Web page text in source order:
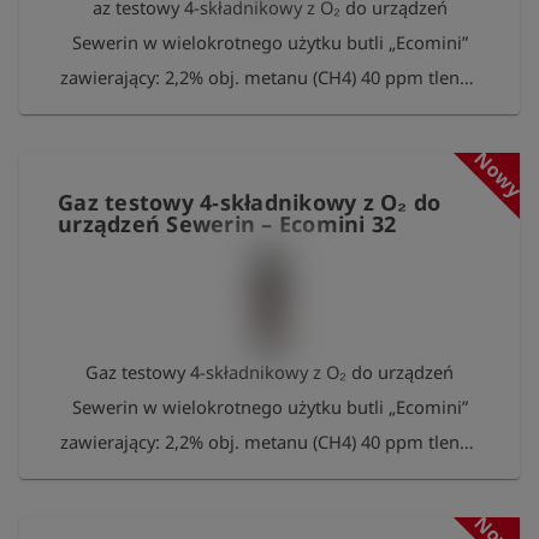
otrzymają Państwo bezpłatny pakiet 100 pomiarów
Esders Connect.
az testowy 4-składnikowy z O₂ do urządzeń
Sewerin w wielokrotnego użytku butli „Ecomini”
zawierający: 2,2% obj. metanu (CH4) 40 ppm tlenku
węgla (CO) 2,0% obj. dwutlenku węgla (CO2) 17,5%
obj. tlenu (O2) w azocie (N2) Pojemność butli: ok.
0,85 litra przy ciśnieniu ok. 70 bar Zawartość: ok. 60
litrów Przyłącze: zawór z gwintem wewnętrznym
100 pomiarów Esders Connect.
Gaz testowy 4-składnikowy z O₂ do
urządzeń Sewerin – Ecomini 32
Nowy
Gaz testowy 4-składnikowy z O₂ do urządzeń
Sewerin w wielokrotnego użytku butli „Ecomini”
zawierający: 2,2% obj. metanu (CH4) 40 ppm tlenku
węgla (CO) 2,0% obj. dwutlenku węgla (CO2) 17,5%
obj. tlenu (O2) w azocie (N2) Pojemność butli: ok.